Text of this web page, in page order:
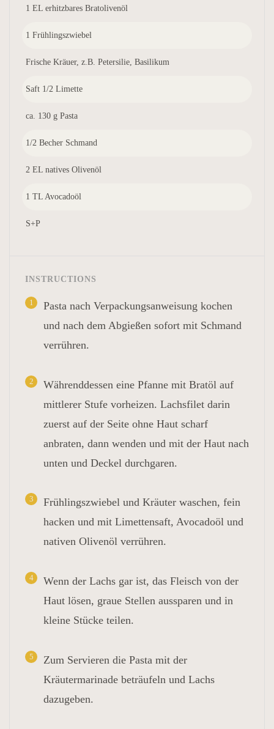
1 EL erhitzbares Bratolivenöl
1 Frühlingszwiebel
Frische Kräuer, z.B. Petersilie, Basilikum
Saft 1/2 Limette
ca. 130 g Pasta
1/2 Becher Schmand
2 EL natives Olivenöl
1 TL Avocadoöl
S+P
INSTRUCTIONS
1
Pasta nach Verpackungsanweisung kochen
und nach dem Abgießen sofort mit Schmand
verrühren.
2
Währenddessen eine Pfanne mit Bratöl auf
mittlerer Stufe vorheizen. Lachsfilet darin
zuerst auf der Seite ohne Haut scharf
anbraten, dann wenden und mit der Haut nach
unten und Deckel durchgaren.
3
Frühlingszwiebel und Kräuter waschen, fein
hacken und mit Limettensaft, Avocadoöl und
nativen Olivenöl verrühren.
4
Wenn der Lachs gar ist, das Fleisch von der
Haut lösen, graue Stellen aussparen und in
kleine Stücke teilen.
5
Zum Servieren die Pasta mit der
Kräutermarinade beträufeln und Lachs
dazugeben.